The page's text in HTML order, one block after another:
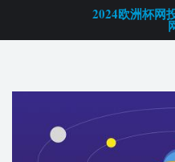
房车评测-2024欧洲
2024欧洲杯网